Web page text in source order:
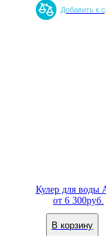
Добавить к
Кулер для воды
от6 300руб.
В корзину